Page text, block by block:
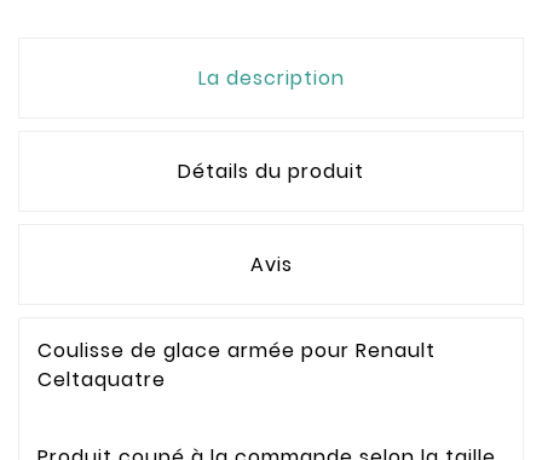
La description
Détails du produit
Avis
Coulisse de glace armée pour Renault
Celtaquatre